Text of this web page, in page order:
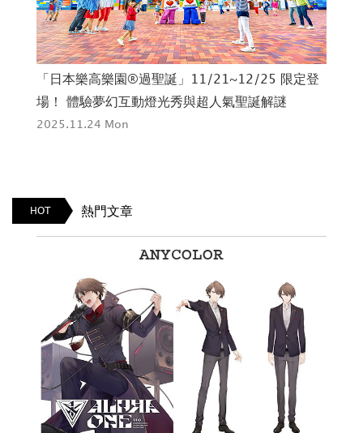
「日本樂高樂園®過聖誕」11/21~12/25 限定登
場！ 體驗夢幻互動燈光秀與超人氣聖誕解謎
2025.11.24 Mon
HOT 熱門文章
ANYCOLOR